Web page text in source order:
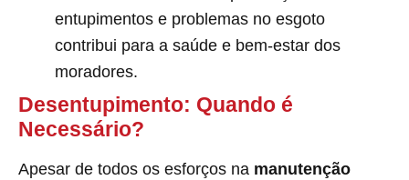
entupimentos e problemas no esgoto
contribui para a saúde e bem-estar dos
moradores.
Desentupimento: Quando é
Necessário?
Apesar de todos os esforços na manutenção